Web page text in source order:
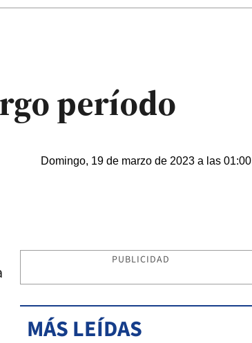
período
Domingo, 19 de marzo de 2023 a las 01:00
PUBLICIDAD
MÁS LEÍDAS